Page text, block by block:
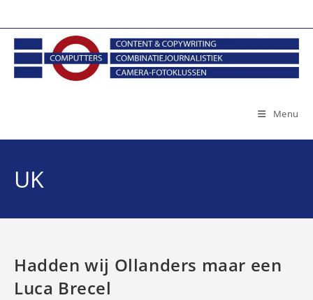
naar
inhoud
Menu
UK
Hadden wij Ollanders maar een
Luca Brecel